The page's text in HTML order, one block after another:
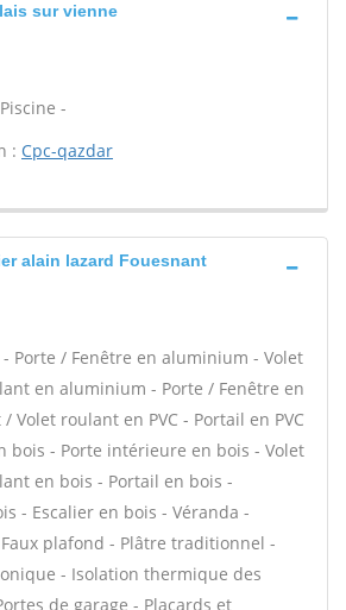
sur vienne
-
: Cpc-qazdar
alain lazard Fouesnant
Porte / Fenêtre en aluminium - Volet
en aluminium - Porte / Fenêtre en
Volet roulant en PVC - Portail en PVC
bois - Porte intérieure en bois - Volet
en bois - Portail en bois -
- Escalier en bois - Véranda -
plafond - Plâtre traditionnel -
- Isolation thermique des
de garage - Placards et